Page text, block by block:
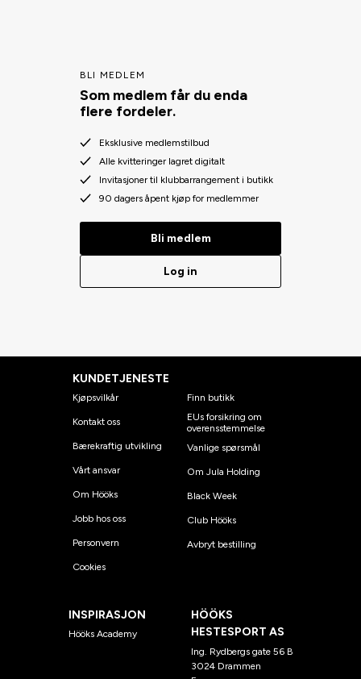
BLI MEDLEM
Som medlem får du enda
flere fordeler.
Eksklusive medlemstilbud
Alle kvitteringer lagret digitalt
Invitasjoner til klubbarrangement i butikk
90 dagers åpent kjøp for medlemmer
Bli medlem
Log in
KUNDETJENESTE
Kjøpsvilkår
Kontakt oss
Bærekraftig utvikling
Vårt ansvar
Om Hööks
Jobb hos oss
Personvern
Cookies
Finn butikk
EUs forsikring om
overensstemmelse
Vanlige spørsmål
Om Jula Holding
Black Week
Club Hööks
Avbryt bestilling
INSPIRASJON
Hööks Academy
HÖÖKS
HESTESPORT AS
Ing. Rydbergs gate 56 B
3024 Drammen